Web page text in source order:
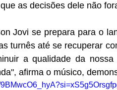
as decisões dele não
Jovi se prepara para o
turnês até se recuperar
a qualidade da
afirma o músico,